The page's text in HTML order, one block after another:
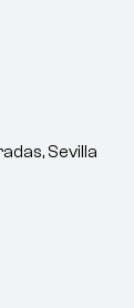
Sevilla